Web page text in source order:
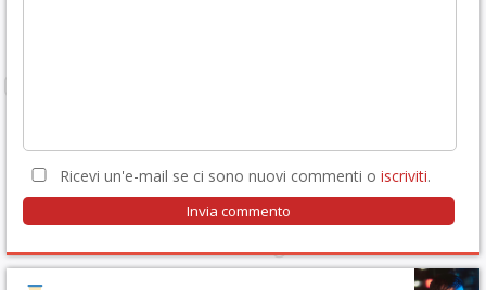
Ricevi un'e-mail se ci sono nuovi commenti o iscriviti.